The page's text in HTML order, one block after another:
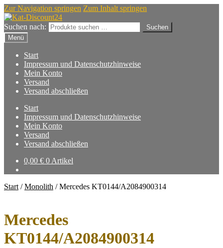
Zur Navigation springen Zum Inhalt springen
Suchen nach:
Suchen
Menü
Start
Impressum und Datenschutzhinweise
Mein Konto
Versand
Versand abschließen
Start
Impressum und Datenschutzhinweise
Mein Konto
Versand
Versand abschließen
0,00 € 0 Artikel
Start /Monolith /Mercedes KT0144/A2084900314
Mercedes
KT0144/A2084900314